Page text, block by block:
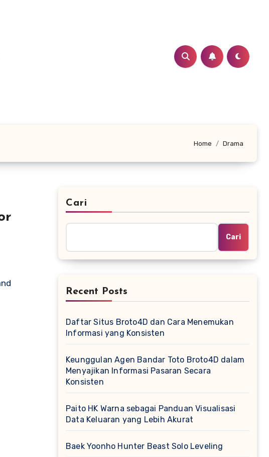
Home Drama
Cari
Cari
Recent Posts
Daftar Situs Broto4D dan Cara Menemukan
Informasi yang Konsisten
Keunggulan Agen Bandar Toto Broto4D dalam
Menyajikan Informasi Pasaran Secara
Konsisten
Paito HK Warna sebagai Panduan Visualisasi
Data Keluaran yang Lebih Akurat
Baek Yoonho Hunter Beast Solo Leveling